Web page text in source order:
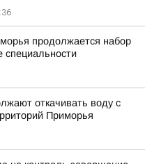
продолжается набор
специальности
откачивать воду с
Приморья